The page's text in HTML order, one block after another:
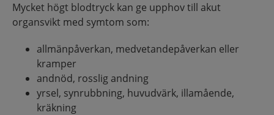
Mycket högt blodtryck kan ge upphov till akut
organsvikt med symtom som:
allmänpåverkan, medvetandepåverkan eller
kramper
andnöd, rosslig andning
yrsel, synrubbning, huvudvärk, illamående,
kräkning